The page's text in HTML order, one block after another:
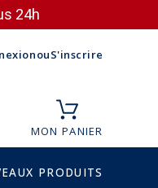
24h
ouS'inscrire
MON PANIER
PRODUITS